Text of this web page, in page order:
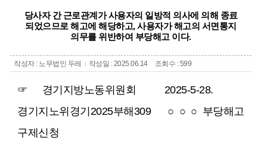
당사자 간 근로관계가 사용자의 일방적 의사에 의해 종료
되었으므로 해고에 해당하고, 사용자가 해고의 서면통지
의무를 위반하여 부당해고 이다.
작성자 : 노무법인 두레 작성일 : 2025.06.14 조회수 : 599
☞ 경기지방노동위원회 2025-5-28.
경기지노위경기2025부해309 ○ ○ ○ 부당해고
구제신청